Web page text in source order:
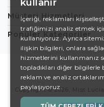
Müşteri Hizmetleri
Popüler Kategoriler
Copyright © 2026, Miss
kullanır
İçeriği, reklamları
trafiğimizi analiz etmek
kullanıyoruz. Ayrıca
ilişkin bilgileri, onlara
hizmetlerini kullanmanız
topladıkları diğer bilgilerle
reklam ve analiz
paylaşıyoruz.